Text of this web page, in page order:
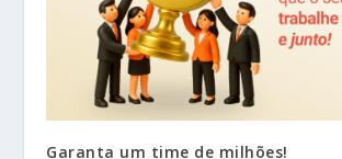
Garanta um time de milhões!